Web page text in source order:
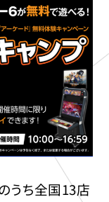
うち全国13店